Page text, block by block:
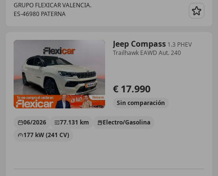
GRUPO FLEXICAR VALENCIA.
ES-46980 PATERNA
Jeep Compass 1.3 PHEV
Trailhawk EAWD Aut. 240
€ 17.990
Sin comparación
06/2026 77.131 km
Electro/Gasolina
177 kW (241 CV)